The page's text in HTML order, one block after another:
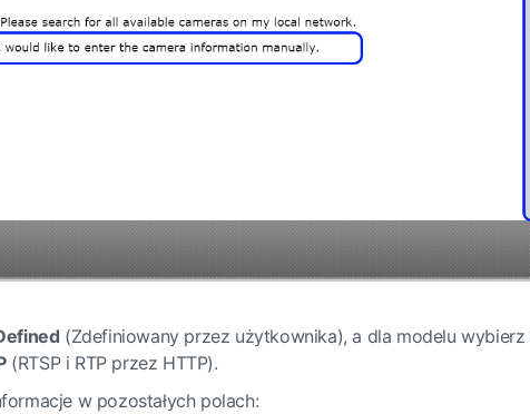
(Zdefiniowany przez użytkownika), a dla modelu wybierz
(RTSP i RTP przez HTTP).
w pozostałych polach: